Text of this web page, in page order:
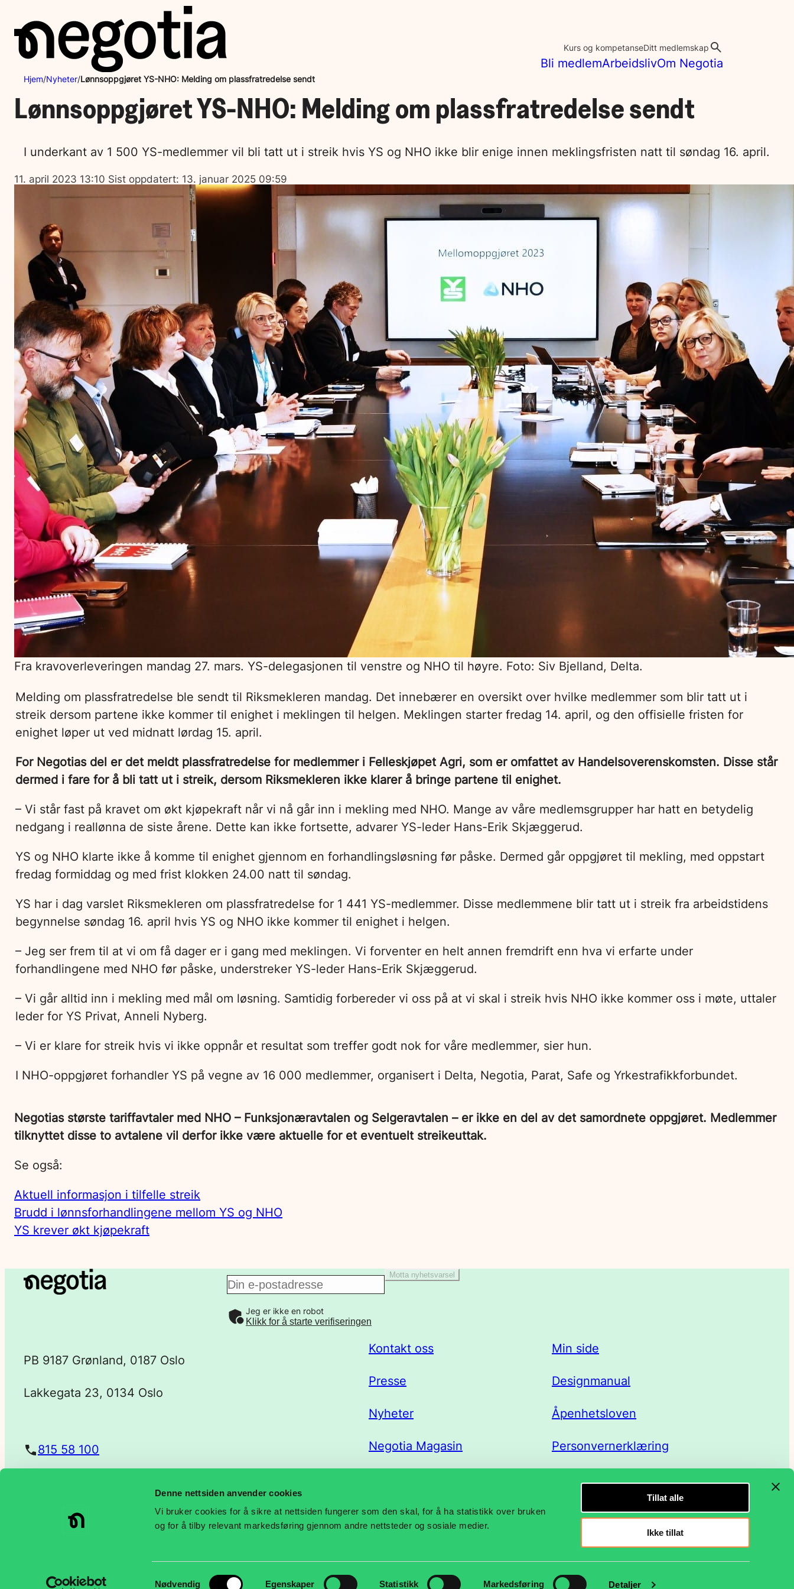
Denne nettsiden anvender cookies
Vi bruker cookies for å sikre at nettsiden fungerer som den skal, for å ha statistikk over bruken
og for å tilby relevant markedsføring gjennom andre nettsteder og sosiale medier.
Samtykkevalg
Nødvendig Egenskaper Statistikk Markedsføring Detaljer
Tillat alle
Ikke tillat
innhold
Bli medlemArbeidslivOm Negotia
Kurs og kompetanseDitt medlemskap
Hjem/Nyheter/Lønnsoppgjøret YS-NHO: Melding om plassfratredelse sendt
Lønnsoppgjøret YS-NHO: Melding om plassfratredelse sendt
I underkant av 1 500 YS-medlemmer vil bli tatt ut i streik hvis YS og NHO ikke blir enige innen meklingsfristen natt til søndag 16. april.
Lagt
ut
11. april 2023 13:10 Sist oppdatert: 13. januar 2025 09:59
Fra kravoverleveringen mandag 27. mars. YS-delegasjonen til venstre og NHO til høyre. Foto: Siv Bjelland, Delta.
Melding om plassfratredelse ble sendt til Riksmekleren mandag. Det innebærer en oversikt over hvilke medlemmer som blir tatt ut i
streik dersom partene ikke kommer til enighet i meklingen til helgen. Meklingen starter fredag 14. april, og den offisielle fristen for
enighet løper ut ved midnatt lørdag 15. april.
For Negotias del er det meldt plassfratredelse for medlemmer i Felleskjøpet Agri, som er omfattet av Handelsoverenskomsten. Disse står
dermed i fare for å bli tatt ut i streik, dersom Riksmekleren ikke klarer å bringe partene til enighet.
– Vi står fast på kravet om økt kjøpekraft når vi nå går inn i mekling med NHO. Mange av våre medlemsgrupper har hatt en betydelig
nedgang i reallønna de siste årene. Dette kan ikke fortsette, advarer YS-leder Hans-Erik Skjæggerud.
YS og NHO klarte ikke å komme til enighet gjennom en forhandlingsløsning før påske. Dermed går oppgjøret til mekling, med oppstart
fredag formiddag og med frist klokken 24.00 natt til søndag.
YS har i dag varslet Riksmekleren om plassfratredelse for 1 441 YS-medlemmer. Disse medlemmene blir tatt ut i streik fra arbeidstidens
begynnelse søndag 16. april hvis YS og NHO ikke kommer til enighet i helgen.
– Jeg ser frem til at vi om få dager er i gang med meklingen. Vi forventer en helt annen fremdrift enn hva vi erfarte under
forhandlingene med NHO før påske, understreker YS-leder Hans-Erik Skjæggerud.
– Vi går alltid inn i mekling med mål om løsning. Samtidig forbereder vi oss på at vi skal i streik hvis NHO ikke kommer oss i møte, uttaler
leder for YS Privat, Anneli Nyberg.
– Vi er klare for streik hvis vi ikke oppnår et resultat som treffer godt nok for våre medlemmer, sier hun.
I NHO-oppgjøret forhandler YS på vegne av 16 000 medlemmer, organisert i Delta, Negotia, Parat, Safe og Yrkestrafikkforbundet.
Negotias største tariffavtaler med NHO – Funksjonæravtalen og Selgeravtalen – er ikke en del av det samordnete oppgjøret. Medlemmer
tilknyttet disse to avtalene vil derfor ikke være aktuelle for et eventuelt streikeuttak.
Se også:
Aktuell informasjon i tilfelle streik
Brudd i lønnsforhandlingene mellom YS og NHO
YS krever økt kjøpekraft
E
-
d
e
Motta nyhetsvarsel
Jeg er ikke en robot
Klikk for å starte verifiseringen
PB 9187 Grønland, 0187 Oslo
Lakkegata 23, 0134 Oslo
815 58 100
Kontakt oss
Presse
Nyheter
Negotia Magasin
Min side
Designmanual
Åpenhetsloven
Personvernerklæring
Facebook
LinkedIn
Instagram